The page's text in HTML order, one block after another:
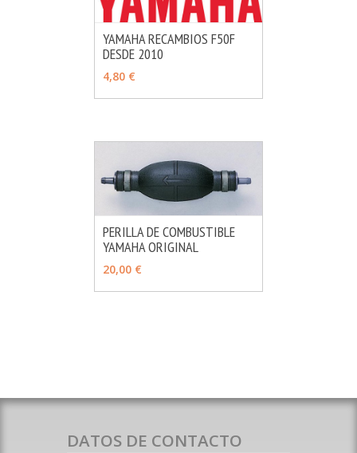
VER OPCIONES
YAMAHA RECAMBIOS F50F
DESDE 2010
4,80 €
VER OPCIONES
PERILLA DE COMBUSTIBLE
YAMAHA ORIGINAL
20,00 €
DATOS DE CONTACTO